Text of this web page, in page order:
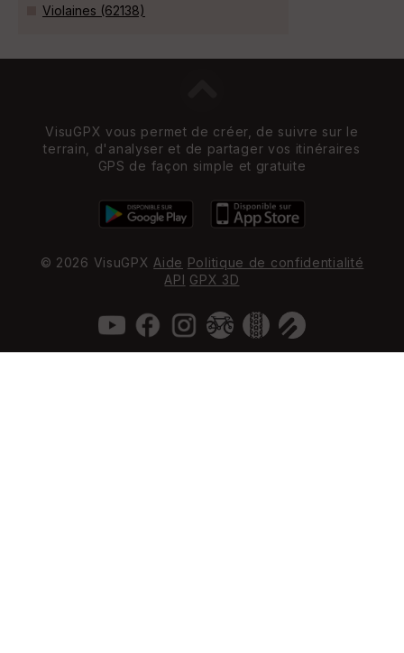
Violaines (62138)
VisuGPX vous permet de créer, de suivre sur le
terrain, d'analyser et de partager vos itinéraires
GPS de façon simple et gratuite
© 2026 VisuGPX Aide Politique de confidentialité
API GPX 3D